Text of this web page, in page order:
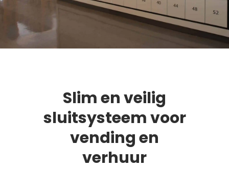
Slim en veilig
sluitsysteem voor
vending en
verhuur